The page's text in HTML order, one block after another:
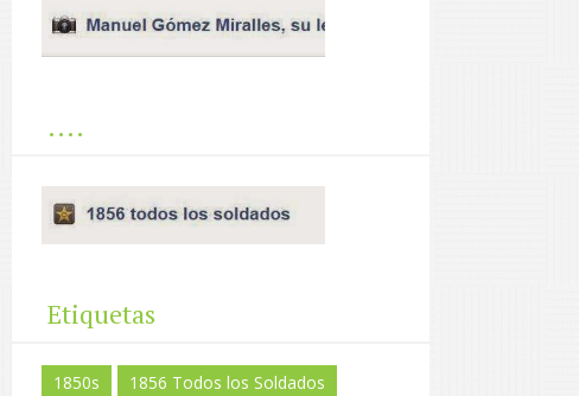
....
Etiquetas
1850s
1856 Todos los Soldados